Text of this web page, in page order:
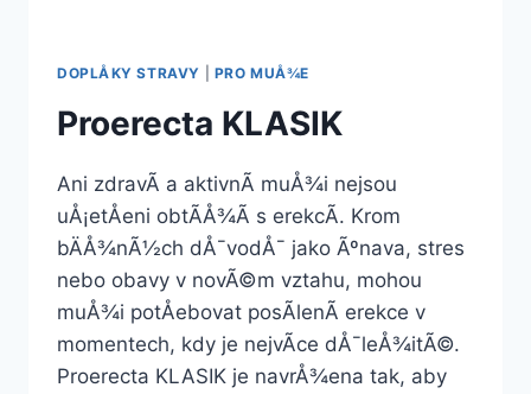
DOPLÅKY STRAVY PRO MUÅ¾E
Proerecta KLASIK
Ani zdravÃ­ a aktivnÃ­ muÅ¾i nejsou
uÅ¡etÅeni obtÃ­Å¾Ã­ s erekcÃ­. Krom
bÄÅ¾nÃ½ch dÅ¯vodÅ¯ jako Ãºnava, stres
nebo obavy v novÃ©m vztahu, mohou
muÅ¾i potÅebovat posÃ­lenÃ­ erekce v
momentech, kdy je nejvÃ­ce dÅ¯leÅ¾itÃ©.
Proerecta KLASIK je navrÅ¾ena tak, aby